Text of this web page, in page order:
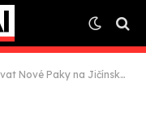
Jičínsku, cesta do Krkonoš bude rychlejší